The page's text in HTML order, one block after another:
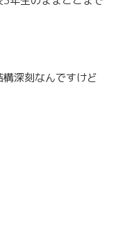
深刻なんですけど